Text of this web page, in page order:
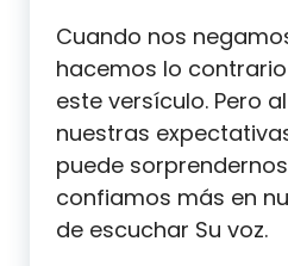
Cuando nos
hacemos lo
este versículo. Pero
nuestras
puede
confiamos más en
de escuchar Su voz.